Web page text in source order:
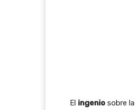
El ingenio sobre la